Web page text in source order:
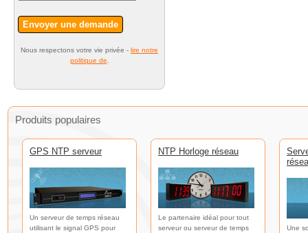
Envoyer une demande
Nous respectons votre vie privée - lire notre
politique de.
Produits populaires
GPS NTP serveur
Un serveur de temps réseau
utilisant le signal GPS pour
NTP Horloge réseau
Le partenaire idéal pour tout
serveur ou serveur de temps
Une